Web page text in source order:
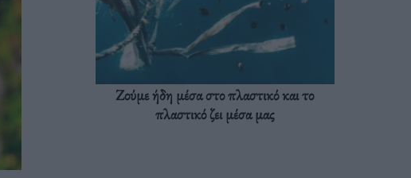
Ζούμε ήδη μέσα στο πλαστικό και το
πλαστικό ζει μέσα μας